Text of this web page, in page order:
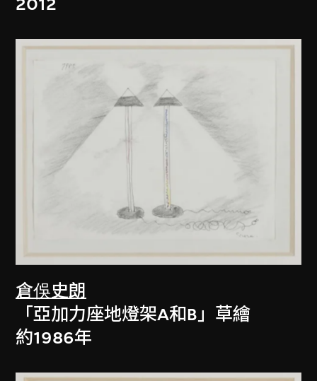
2012
倉俁史朗
「亞加力座地燈架A和B」草繪
約1986年